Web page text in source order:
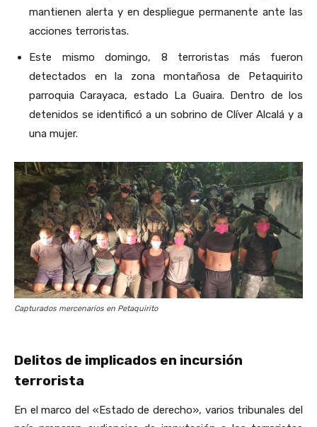
mantienen alerta y en despliegue permanente ante las
acciones terroristas.
Este mismo domingo, 8 terroristas más fueron
detectados en la zona montañosa de Petaquirito
parroquia Carayaca, estado La Guaira. Dentro de los
detenidos se identificó a un sobrino de Clíver Alcalá y a
una mujer.
Capturados mercenarios en Petaquirito
Delitos de implicados en incursión
terrorista
En el marco del «Estado de derecho», varios tribunales del